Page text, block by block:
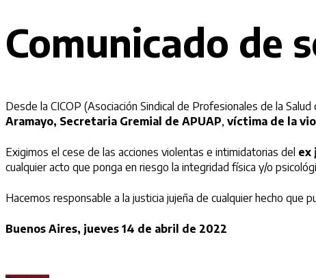
Comunicado de
Desde la CICOP (Asociación Sindical de Profesionales de la
Aramayo, Secretaria Gremial de APUAP, víctima de la
Exigimos el cese de las acciones violentas e intimidatorias del ex
cualquier acto que ponga en riesgo la integridad física y/o
Hacemos responsable a la justicia jujeña de cualquier hecho que
Buenos Aires, jueves 14 de abril de 2022